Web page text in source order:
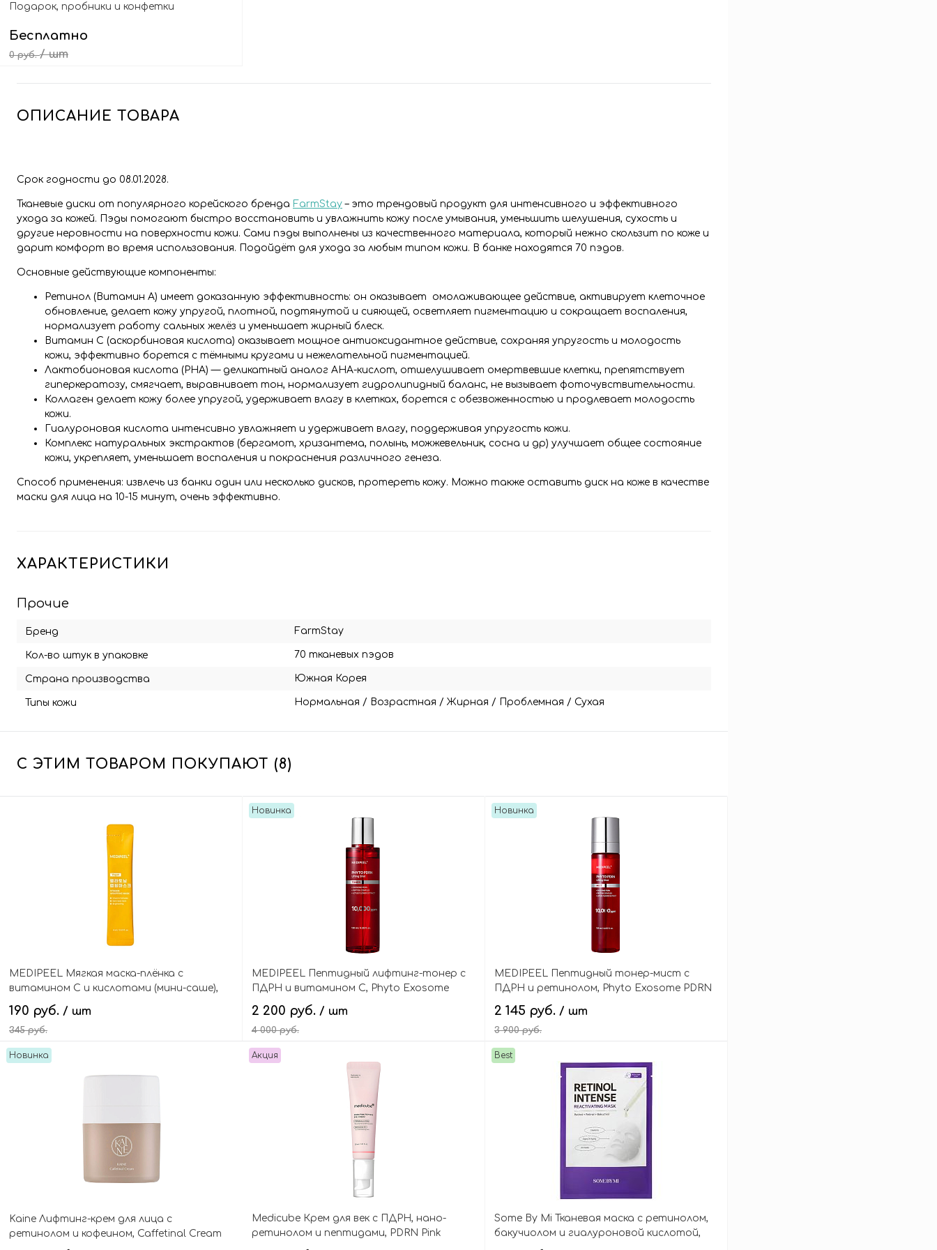
Подарок, пробники и конфетки
Бесплатно
0 руб./ шт
ОПИСАНИЕ ТОВАРА
Срок годности до 08.01.2028.
Тканевые диски от популярного корейского бренда FarmStay – это трендовый продукт для интенсивного и эффективного
ухода за кожей. Пэды помогают быстро восстановить и увлажнить кожу после умывания, уменьшить шелушения, сухость и
другие неровности на поверхности кожи. Сами пэды выполнены из качественного материала, который нежно скользит по коже и
дарит комфорт во время использования. Подойдёт для ухода за любым типом кожи. В банке находятся 70 пэдов.
Основные действующие компоненты:
Ретинол (Витамин A) имеет доказанную эффективность: он оказывает омолаживающее действие, активирует клеточное
обновление, делает кожу упругой, плотной, подтянутой и сияющей, осветляет пигментацию и сокращает воспаления,
нормализует работу сальных желёз и уменьшает жирный блеск.
Витамин C (аскорбиновая кислота) оказывает мощное антиоксидантное действие, сохраняя упругость и молодость
кожи, эффективно борется с тёмными кругами и нежелательной пигментацией.
Лактобионовая кислота (PHA) — деликатный аналог АНА-кислот, отшелушивает омертвевшие клетки, препятствует
гиперкератозу, смягчает, выравнивает тон, нормализует гидролипидный баланс, не вызывает фоточувствительности.
Коллаген делает кожу более упругой, удерживает влагу в клетках, борется с обезвоженностью и продлевает молодость
кожи.
Гиалуроновая кислота интенсивно увлажняет и удерживает влагу, поддерживая упругость кожи.
Комплекс натуральных экстрактов (бергамот, хризантема, полынь, можжевельник, сосна и др) улучшает общее состояние
кожи, укрепляет, уменьшает воспаления и покраснения различного генеза.
Способ применения: извлечь из банки один или несколько дисков, протереть кожу. Можно также оставить диск на коже в качестве
маски для лица на 10-15 минут, очень эффективно.
ХАРАКТЕРИСТИКИ
Прочие
Бренд FarmStay
Кол-во штук в упаковке 70 тканевых пэдов
Страна производства Южная Корея
Типы кожи Нормальная / Возрастная / Жирная / Проблемная / Сухая
С ЭТИМ ТОВАРОМ ПОКУПАЮТ (8)
MEDIPEEL Мягкая маска-плёнка с
витамином С и кислотами (мини-саше),
Vegan Vitamin Collagen Wrapping Mask
Mini
190 руб. / шт
345 руб.
Новинка
MEDIPEEL Пептидный лифтинг-тонер с
ПДРН и витамином С, Phyto Exosome
PDRN Lifting Shot Toner
2 200 руб. / шт
4 000 руб.
В корзину
Новинка
MEDIPEEL Пептидный тонер-мист с
ПДРН и ретинолом, Phyto Exosome PDRN
Lifting Shot Mist
2 145 руб. / шт
3 900 руб.
В корзину
Новинка
Kaine Лифтинг-крем для лица c
ретинолом и кофеином, Caffetinal Cream
Акция
Medicube Крем для век с ПДРН, нано-
ретинолом и пептидами, PDRN Pink
Peptide Eye Cream
Best
Some By Mi Тканевая маска с ретинолом,
бакучиолом и гиалуроновой кислотой,
Retinol Intense Reactivating Mask